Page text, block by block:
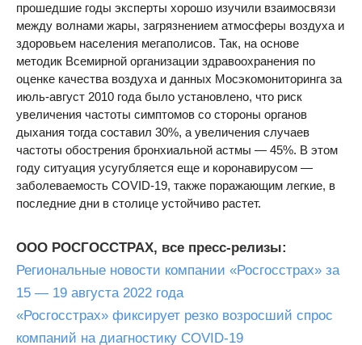
прошедшие годы эксперты хорошо изучили взаимосвязи
между волнами жары, загрязнением атмосферы воздуха и
здоровьем населения мегаполисов. Так, на основе
методик Всемирной организации здравоохранения по
оценке качества воздуха и данных Мосэкомониторинга за
июль-август 2010 года было установлено, что риск
увеличения частоты симптомов со стороны органов
дыхания тогда составил 30%, а увеличения случаев
частоты обострения бронхиальной астмы — 45%. В этом
году ситуация усугубляется еще и коронавирусом —
заболеваемость COVID-19, также поражающим легкие, в
последние дни в столице устойчиво растет.
ООО РОСГОССТРАХ, все пресс-релизы:
Региональные новости компании «Росгосстрах» за
15 — 19 августа 2022 года
«Росгосстрах» фиксирует резко возросший спрос
компаний на диагностику COVID-19